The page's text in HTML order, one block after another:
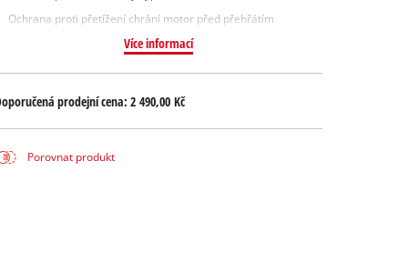
Ochrana proti přetížení chrání motor před přehřátím
Více informací
prodejní cena: 2 490,00 Kč
Porovnat produkt